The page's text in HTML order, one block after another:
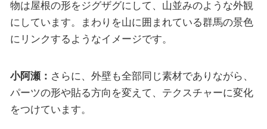
物は屋根の形をジグザグにして、山並みのような外観
にしています。まわりを山に囲まれている群馬の景色
にリンクするようなイメージです。
小阿瀬： さらに、外壁も全部同じ素材でありながら、
パーツの形や貼る方向を変えて、テクスチャーに変化
をつけています。